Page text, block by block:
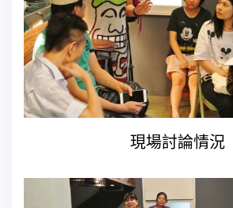
現場討論情況